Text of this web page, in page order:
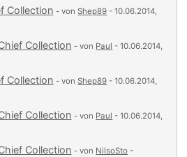
Collection - vonShep89 - 10.06.2014,
Collection - von Paul - 10.06.2014,
Collection - vonShep89 - 10.06.2014,
Collection - von Paul - 10.06.2014,
Collection - von NilsoSto -